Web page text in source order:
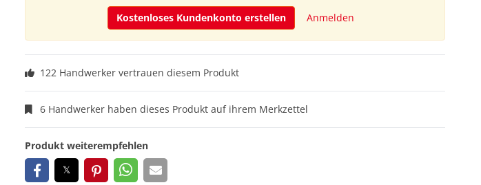
Kostenloses Kundenkonto erstellen
Anmelden
122 Handwerker vertrauen diesem Produkt
6 Handwerker haben dieses Produkt auf ihrem Merkzettel
Produkt weiterempfehlen